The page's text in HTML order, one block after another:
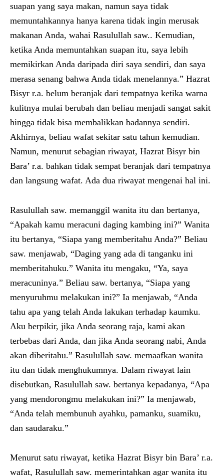
suapan yang saya makan, namun saya tidak
memuntahkannya hanya karena tidak ingin merusak
makanan Anda, wahai Rasulullah saw.. Kemudian,
ketika Anda memuntahkan suapan itu, saya lebih
memikirkan Anda daripada diri saya sendiri, dan saya
merasa senang bahwa Anda tidak menelannya.” Hazrat
Bisyr r.a. belum beranjak dari tempatnya ketika warna
kulitnya mulai berubah dan beliau menjadi sangat sakit
hingga tidak bisa membalikkan badannya sendiri.
Akhirnya, beliau wafat sekitar satu tahun kemudian.
Namun, menurut sebagian riwayat, Hazrat Bisyr bin
Bara’ r.a. bahkan tidak sempat beranjak dari tempatnya
dan langsung wafat. Ada dua riwayat mengenai hal ini.
Rasulullah saw. memanggil wanita itu dan bertanya,
“Apakah kamu meracuni daging kambing ini?” Wanita
itu bertanya, “Siapa yang memberitahu Anda?” Beliau
saw. menjawab, “Daging yang ada di tanganku ini
memberitahuku.” Wanita itu mengaku, “Ya, saya
meracuninya.” Beliau saw. bertanya, “Siapa yang
menyuruhmu melakukan ini?” Ia menjawab, “Anda
tahu apa yang telah Anda lakukan terhadap kaumku.
Aku berpikir, jika Anda seorang raja, kami akan
terbebas dari Anda, dan jika Anda seorang nabi, Anda
akan diberitahu.” Rasulullah saw. memaafkan wanita
itu dan tidak menghukumnya. Dalam riwayat lain
disebutkan, Rasulullah saw. bertanya kepadanya, “Apa
yang mendorongmu melakukan ini?” Ia menjawab,
“Anda telah membunuh ayahku, pamanku, suamiku,
dan saudaraku.”
Menurut satu riwayat, ketika Hazrat Bisyr bin Bara’ r.a.
wafat, Rasulullah saw. memerintahkan agar wanita itu